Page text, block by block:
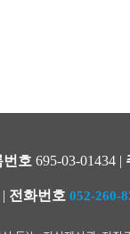
번호 695-03-01434 |
전화번호 052-260-